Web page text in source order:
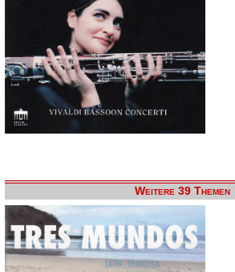
Weitere 39 Themen